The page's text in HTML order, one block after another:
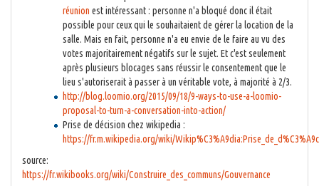
réunion est intéressant : personne n'a bloqué donc il était
possible pour ceux qui le souhaitaient de gérer la location de la
salle. Mais en fait, personne n'a eu envie de le faire au vu des
votes majoritairement négatifs sur le sujet. Et c'est seulement
après plusieurs blocages sans réussir le consentement que le
lieu s'autoriserait à passer à un véritable vote, à majorité à 2/3.
http://blog.loomio.org/2015/09/18/9-ways-to-use-a-loomio-
proposal-to-turn-a-conversation-into-action/
Prise de décision chez wikipedia :
https://fr.m.wikipedia.org/wiki/
source:
https://fr.wikibooks.org/wiki/Construire_des_communs/Gouvernance